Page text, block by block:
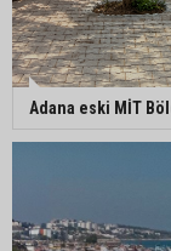
Adana eski MİT